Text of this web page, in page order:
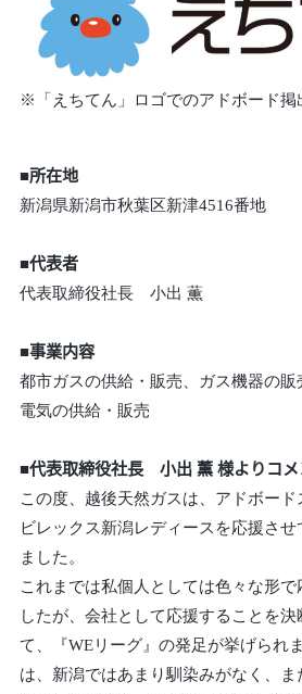
※「えちてん」ロゴでのアドボード掲
■所在地
新潟県新潟市秋葉区新津4516番地
■代表者
代表取締役社長 小出 薫
■事業内容
都市ガスの供給・販売、ガス機器の販
電気の供給・販売
■代表取締役社長 小出 薫 様よりコメ
この度、越後天然ガスは、アドボー
ビレックス新潟レディースを応援さ
ました。
これまでは私個人としては色々な形で
したが、会社として応援することを
て、『WEリーグ』の発足が挙げられ
は、新潟ではあまり馴染みがなく、